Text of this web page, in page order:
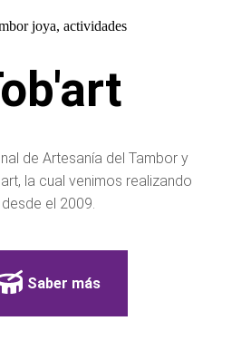
de Artesanía del Tambor y
la cual venimos realizando
desde el 2009.
Saber más